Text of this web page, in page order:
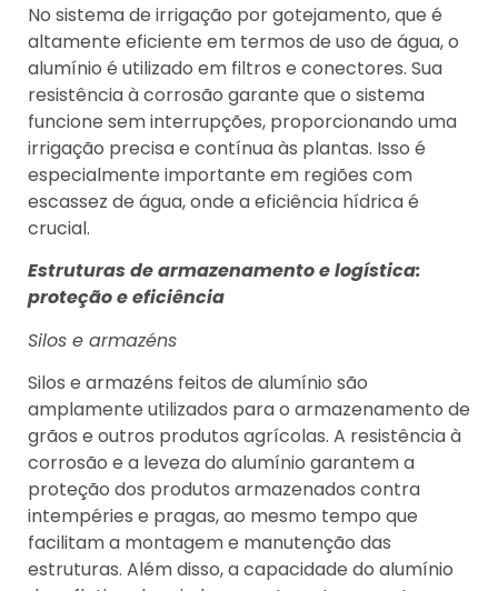
No sistema de irrigação por gotejamento, que é
altamente eficiente em termos de uso de água, o
alumínio é utilizado em filtros e conectores. Sua
resistência à corrosão garante que o sistema
funcione sem interrupções, proporcionando uma
irrigação precisa e contínua às plantas. Isso é
especialmente importante em regiões com
escassez de água, onde a eficiência hídrica é
crucial.
Estruturas de armazenamento e logística:
proteção e eficiência
Silos e armazéns
Silos e armazéns feitos de alumínio são
amplamente utilizados para o armazenamento de
grãos e outros produtos agrícolas. A resistência à
corrosão e a leveza do alumínio garantem a
proteção dos produtos armazenados contra
intempéries e pragas, ao mesmo tempo que
facilitam a montagem e manutenção das
estruturas. Além disso, a capacidade do alumínio